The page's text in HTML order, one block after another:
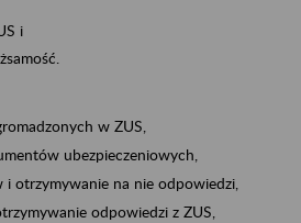
i
w ZUS,
ubezpieczeniowych,
i otrzymywanie na nie odpowiedzi,
odpowiedzi z ZUS,